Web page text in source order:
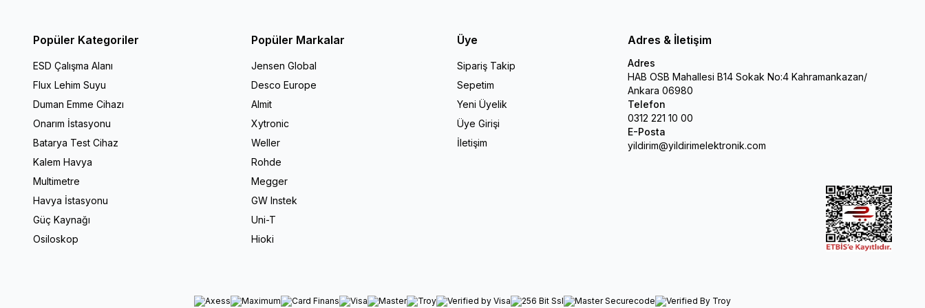
Popüler Kategoriler
ESD Çalışma Alanı
Flux Lehim Suyu
Duman Emme Cihazı
Onarım İstasyonu
Batarya Test Cihaz
Kalem Havya
Multimetre
Havya İstasyonu
Güç Kaynağı
Osiloskop
Popüler Markalar
Jensen Global
Desco Europe
Almit
Xytronic
Weller
Rohde
Megger
GW Instek
Uni-T
Hioki
Üye
Sipariş Takip
Sepetim
Yeni Üyelik
Üye Girişi
İletişim
Adres & İletişim
Adres
HAB OSB Mahallesi B14 Sokak No:4 Kahramankazan/
Ankara 06980
Telefon
0312 221 10 00
E-Posta
yildirim@yildirimelektronik.com